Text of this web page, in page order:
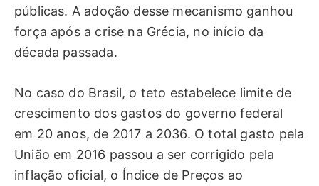
públicas. A adoção desse mecanismo ganhou
força após a crise na Grécia, no início da
década passada.
No caso do Brasil, o teto estabelece limite de
crescimento dos gastos do governo federal
em 20 anos, de 2017 a 2036. O total gasto pela
União em 2016 passou a ser corrigido pela
inflação oficial, o Índice de Preços ao